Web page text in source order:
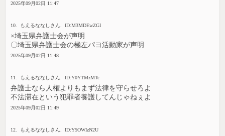
2025年09月02日 11:47
10. もえるななしさん. ID:M3MDEwZGI
×埼玉県弁護士会が声明
〇埼玉県弁護士会の極左パヨ活動家が声明
2025年09月02日 11:48
11. もえるななしさん. ID:Y0YTMzMTc
弁護士なら人権よりもまず法律を守らせろよ
不法滞在という犯罪者養護してんじゃねぇよ
2025年09月02日 11:49
12. もえるななしさん. ID:Y5OWIzN2U